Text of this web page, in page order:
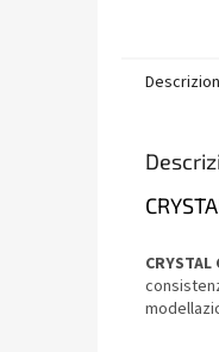
CRYSTAL